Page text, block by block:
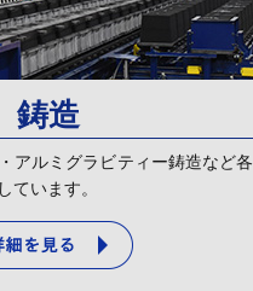
鋳造
アルミグラビティー鋳造など
ています。